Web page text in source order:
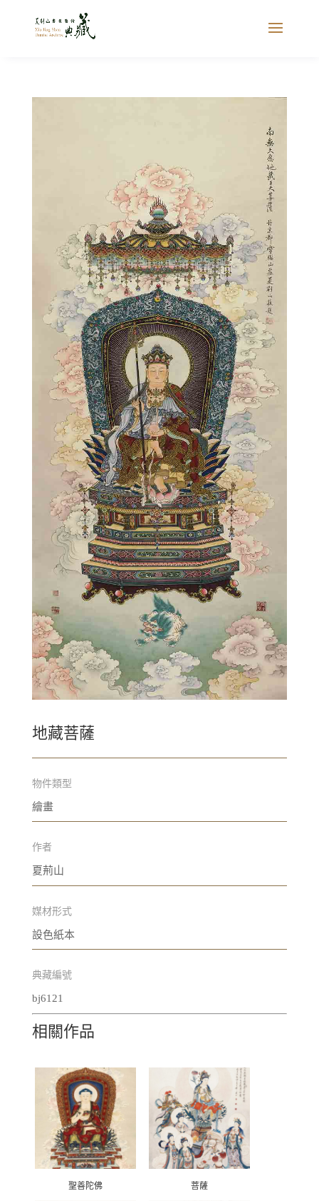
地藏菩薩
物件類型
繪畫
作者
夏荊山
媒材形式
設色紙本
典藏編號
bj6121
相關作品
聖善陀佛 菩薩